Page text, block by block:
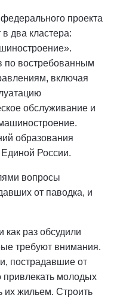
проекта
два кластера:
по востребованным
включая
обслуживание и
образования
России.
вопросы
от паводка, и
как раз обсудили
требуют внимания.
пострадавшие от
привлекать молодых
их жильем. Строить